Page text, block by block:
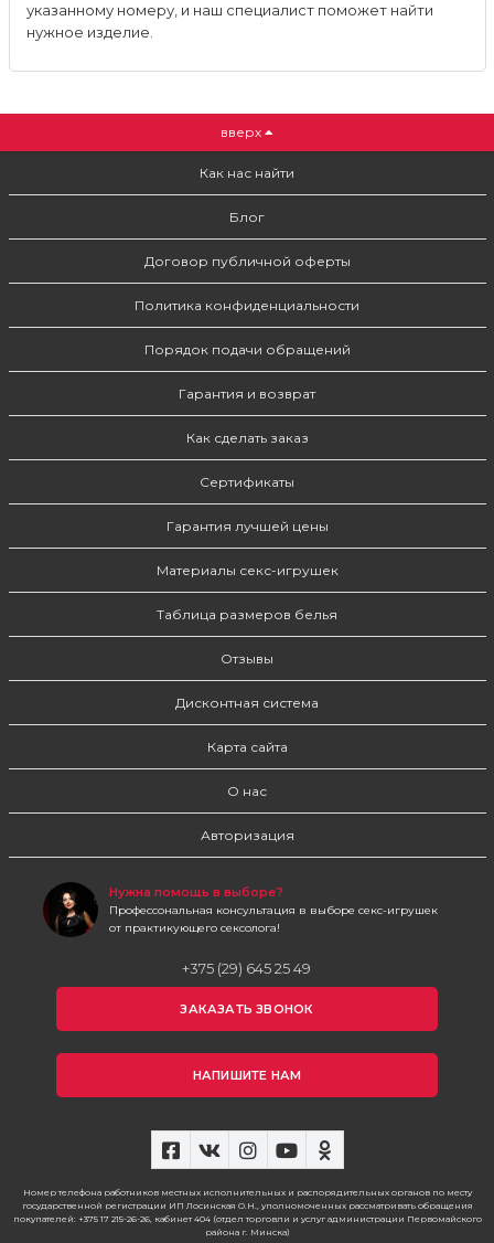
указанному номеру, и наш специалист поможет найти
нужное изделие.
вверх
Как нас найти
Блог
Договор публичной оферты
Политика конфиденциальности
Порядок подачи обращений
Гарантия и возврат
Как сделать заказ
Сертификаты
Гарантия лучшей цены
Материалы секс-игрушек
Таблица размеров белья
Отзывы
Дисконтная система
Карта сайта
О нас
Авторизация
Нужна помощь в выборе?
Профессональная консультация в выборе секс-игрушек
от практикующего сексолога!
+375 (29) 645 25 49
ЗАКАЗАТЬ ЗВОНОК
НАПИШИТЕ НАМ
Номер телефона работников местных исполнительных и распорядительных органов по месту
государственной регистрации ИП Лосинская О.Н., уполномоченных рассматривать обращения
покупателей: +375 17 215-26-26, кабинет 404 (отдел торговли и услуг администрации Первомайского
района г. Минска)